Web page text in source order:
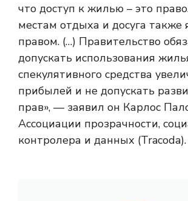
что доступ к жилью – это
местам отдыха и досуга также
правом. (…) Правительство
допускать использования
спекулятивного средства
прибылей и не допускать
прав», — заявил он Карлос
Ассоциации прозрачности,
контролера и данных (Tracoda).